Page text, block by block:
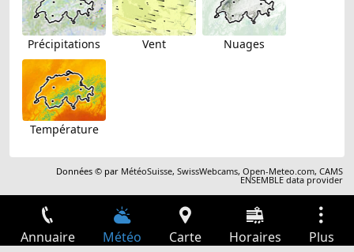
Précipitations Vent Nuages
Température
Données © par MétéoSuisse,SwissWebcams,Open-Meteo.com,CAMS
ENSEMBLE data provider
Annuaire Météo Carte Horaires Plus